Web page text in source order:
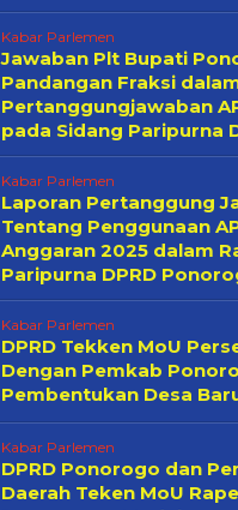
Kabar Parlemen
Jawaban Plt Bupati
Pandangan Fraksi
Pertanggungjawaban
pada Sidang Paripurna
Kabar Parlemen
Laporan Pertanggung
Tentang Penggunaan
Anggaran 2025 dalam
Paripurna DPRD
Kabar Parlemen
DPRD Tekken MoU
Dengan Pemkab
Pembentukan Desa
Kabar Parlemen
DPRD Ponorogo dan
Daerah Teken MoU